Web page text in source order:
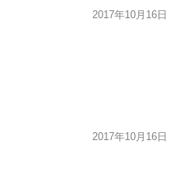
2017年10月16日
2017年10月16日